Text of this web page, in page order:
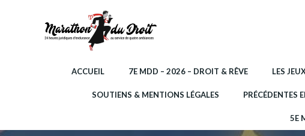
ACCUEIL 7E MDD – 2026 – DROIT & RÊVE LES
SOUTIENS & MENTIONS LÉGALES PRÉCÉDENTES
5E